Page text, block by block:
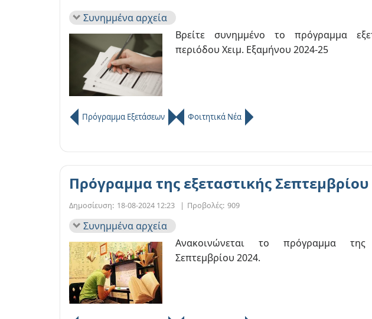
Συνημμένα αρχεία
Βρείτε συνημμένο το πρόγραμμα
περιόδου Χειμ. Εξαμήνου 2024-25
Πρόγραμμα Εξετάσεων Φοιτητικά Νέα
Πρόγραμμα της εξεταστικής Σεπτεμβρίου
Δημοσίευση: 18-08-2024 12:23 | Προβολές: 909
Συνημμένα αρχεία
Ανακοινώνεται το πρόγραμμα της
Σεπτεμβρίου 2024.